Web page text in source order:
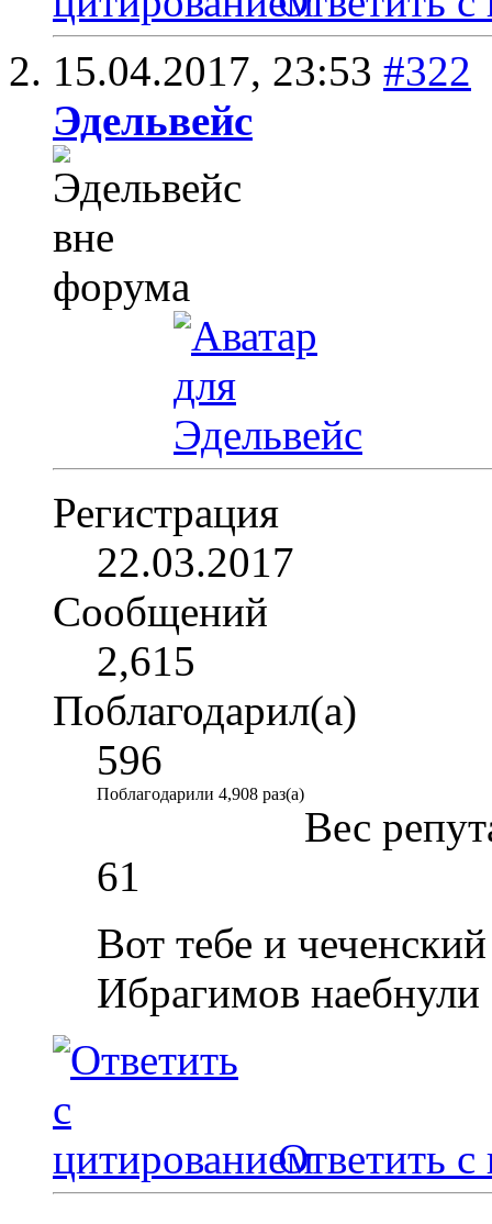
15.04.2017, 23:53 #322
Эдельвейс
Регистрация
22.03.2017
Сообщений
2,615
Поблагодарил(а)
596
Поблагодарили 4,908 раз(а)
Вес
61
Вот тебе и
Ибрагимов
Ответить с